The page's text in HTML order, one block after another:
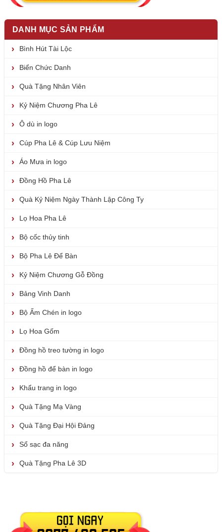
DANH MỤC SẢN PHẨM
Bình Hút Tài Lộc
Biển Chức Danh
Quà Tặng Nhân Viên
Kỷ Niệm Chương Pha Lê
Ô dù in logo
Cúp Pha Lê & Cúp Lưu Niệm
Áo Mưa in logo
Đồng Hồ Pha Lê
Quà Kỷ Niệm Ngày Thành Lập Công Ty
Lọ Hoa Pha Lê
Bộ cốc thủy tinh
Bộ Pha Lê Để Bàn
Kỷ Niệm Chương Gỗ Đồng
Bảng Vinh Danh
Bộ Ấm Chén in logo
Lọ Hoa Gốm
Đồng hồ treo tường in logo
Đồng hồ để bàn in logo
Khẩu trang in logo
Quà Tặng Mạ Vàng
Quà Tặng Đại Hội Đảng
Sổ sạc đa năng
Quà Tặng Pha Lê 3D